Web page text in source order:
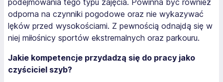
odporna na czynniki pogodowe oraz nie wykazywać
lęków przed wysokościami. Z pewnością odnajdą się w
niej miłośnicy sportów ekstremalnych oraz parkouru.
Jakie kompetencje przydadzą się do pracy jako
czyściciel szyb?